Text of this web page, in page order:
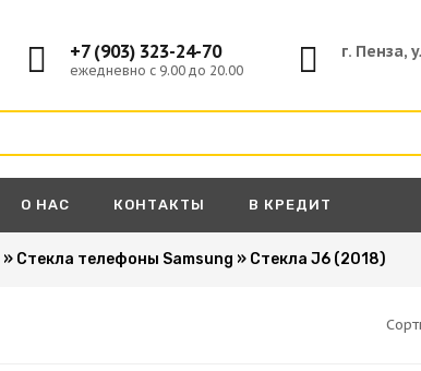
+7 (903) 323-24-70
ежедневно с 9.00 до 20.00
г. Пенза,
О НАС КОНТАКТЫ В КРЕДИТ
» Стекла телефоны Samsung » Стекла J6 (2018)